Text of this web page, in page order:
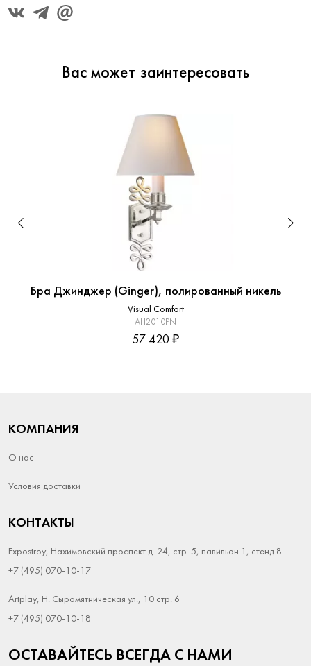
Вас может заинтересовать
Бра Джинджер (Ginger), полированный никель
Visual Comfort
AH2010PN
57 420 ₽
КОМПАНИЯ
О нас
Условия доставки
КОНТАКТЫ
Expostroy, Нахимовский проспект д. 24, стр. 5, павильон 1, стенд 8
+7 (495) 070-10-17
Artplay, Н. Сыромятническая ул., 10 стр. 6
+7 (495) 070-10-18
ОСТАВАЙТЕСЬ ВСЕГДА С НАМИ